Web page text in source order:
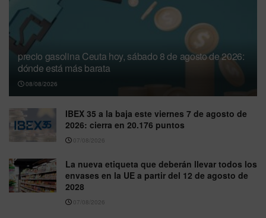
precio gasolina Ceuta hoy, sábado 8 de agosto de 2026:
dónde está más barata
08/08/2026
IBEX 35 a la baja este viernes 7 de agosto de
2026: cierra en 20.176 puntos
07/08/2026
La nueva etiqueta que deberán llevar todos los
envases en la UE a partir del 12 de agosto de
2028
07/08/2026